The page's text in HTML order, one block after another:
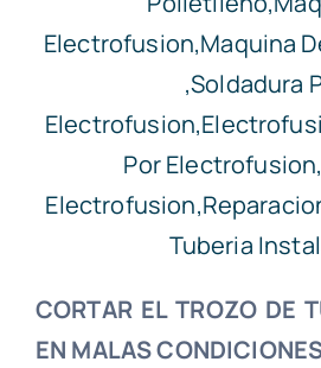
CORTAR EL TROZO DE
EN MALAS